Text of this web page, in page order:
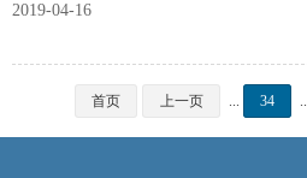
准应低于当地现行最新版非营利性医疗
附加任何其他费用。4.采购内容：详见
2019-04-16
首页 上一页 ... 34